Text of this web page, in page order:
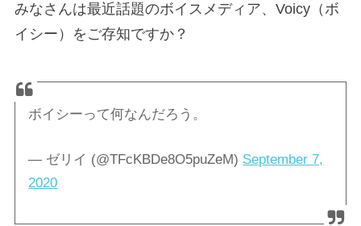
みなさんは最近話題のボイスメディア、Voicy（ボ
イシー）をご存知ですか？
ボイシーって何なんだろう。
— ゼリイ (@TFcKBDe8O5puZeM) September 7,
2020